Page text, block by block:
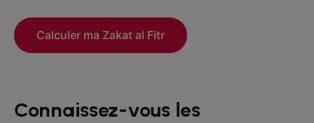
Calculer ma Zakat al Fitr
Connaissez-vous les